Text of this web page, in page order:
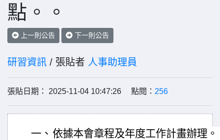
點。。
上一則公告 下一則公告
研習資訊 / 張貼者 人事助理員
張貼日期： 2025-11-04 10:47:26 點閱： 256
一、 依據本會章程及年度工作計畫辦理。